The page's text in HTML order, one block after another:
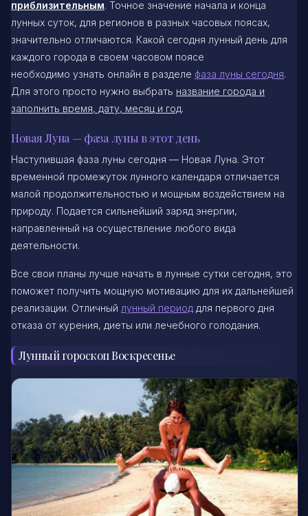
приблизительным. Точное значение начала и конца
лунных суток, для регионов в разных часовых поясах,
значительно отличаются. Какой сегодня лунный день для
каждого города в своем часовом поясе
необходимо узнать онлайн в разделе фаза луны сегодня.
Для этого просто нужно выбрать название города и
заполнить время, дату, месяц и год.
Новая Луна — фаза луны в этот день
Наступившая фаза луны сегодня — Новая Луна. Этот
временной промежуток лунного календаря отличается
малой продолжительностью и мощным воздействием на
природу. Подается сильнейший заряд энергии,
направленный на осуществление любого вида
деятельности.
Все свои планы лучше начать в лунные сутки сегодня, это
поможет получить мощную мотивацию для их дальнейшей
реализации. Отличный лунный период для первого дня
отказа от курения, диеты или лечебного голодания.
Лунный гороскоп Воскресенье